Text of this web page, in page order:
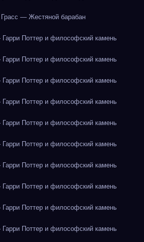
Грасс — Жестяной барабан
Поттер и философский камень
Поттер и философский камень
Поттер и философский камень
Поттер и философский камень
Поттер и философский камень
Поттер и философский камень
Поттер и философский камень
Поттер и философский камень
Поттер и философский камень
Поттер и философский камень